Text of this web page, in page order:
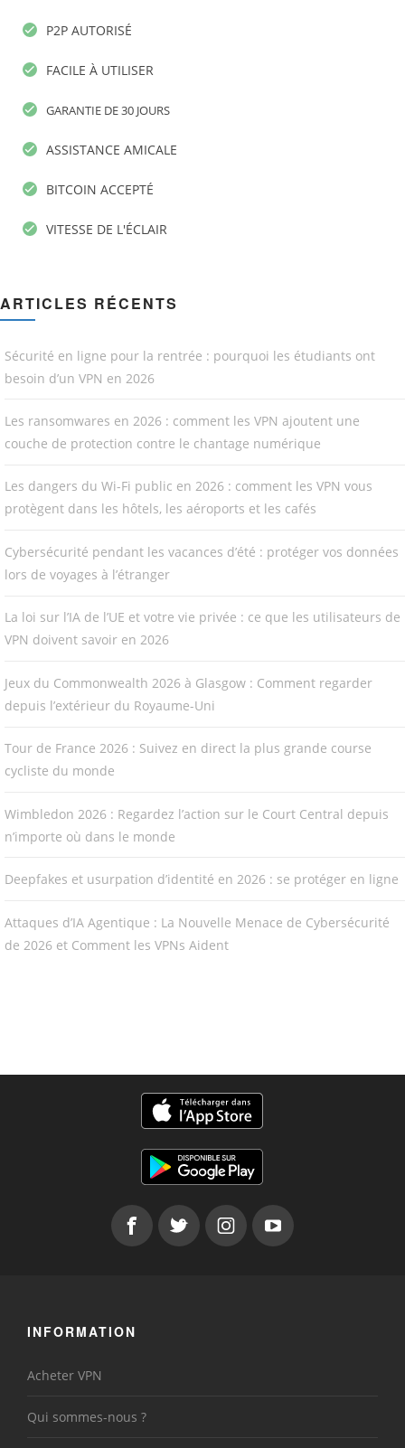
P2P AUTORISÉ
FACILE À UTILISER
GARANTIE DE 30 JOURS
ASSISTANCE AMICALE
BITCOIN ACCEPTÉ
VITESSE DE L'ÉCLAIR
ARTICLES RÉCENTS
Sécurité en ligne pour la rentrée : pourquoi les étudiants ont
besoin d’un VPN en 2026
Les ransomwares en 2026 : comment les VPN ajoutent une
couche de protection contre le chantage numérique
Les dangers du Wi-Fi public en 2026 : comment les VPN vous
protègent dans les hôtels, les aéroports et les cafés
Cybersécurité pendant les vacances d’été : protéger vos données
lors de voyages à l’étranger
La loi sur l’IA de l’UE et votre vie privée : ce que les utilisateurs de
VPN doivent savoir en 2026
Jeux du Commonwealth 2026 à Glasgow : Comment regarder
depuis l’extérieur du Royaume-Uni
Tour de France 2026 : Suivez en direct la plus grande course
cycliste du monde
Wimbledon 2026 : Regardez l’action sur le Court Central depuis
n’importe où dans le monde
Deepfakes et usurpation d’identité en 2026 : se protéger en ligne
Attaques d’IA Agentique : La Nouvelle Menace de Cybersécurité
de 2026 et Comment les VPNs Aident
INFORMATION
Acheter VPN
Qui sommes-nous ?